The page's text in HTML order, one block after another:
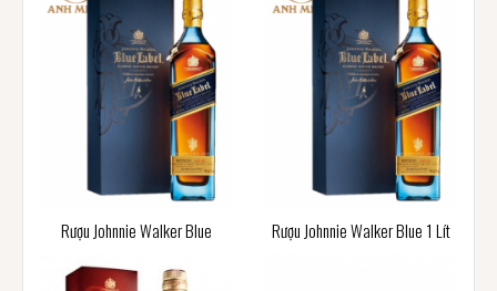
Rượu Johnnie Walker Blue Rượu Johnnie Walker Blue 1 Lít